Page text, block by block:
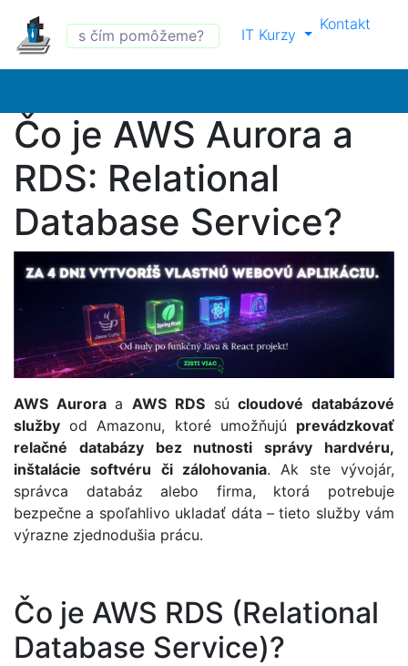
IT Kurzy
Kontakt
Čo je AWS Aurora a
RDS: Relational
Database Service?
AWS AuroraaAWS RDSsúcloudové databázové
služby od Amazonu, ktoré umožňujú prevádzkovať
relačné databázy bez nutnosti správy hardvéru,
inštalácie softvéru či zálohovania. Ak ste vývojár,
správca databáz alebo firma, ktorá potrebuje
bezpečne a spoľahlivo ukladať dáta – tieto služby vám
výrazne zjednodušia prácu.
Čo je AWS RDS (Relational
Database Service)?